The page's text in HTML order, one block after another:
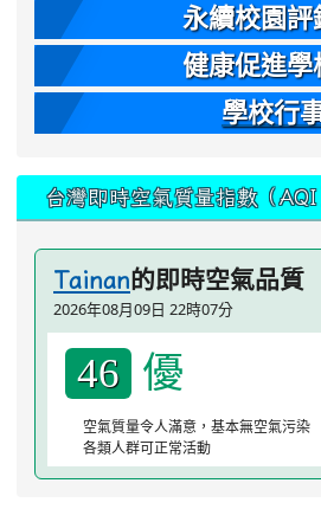
永續校園評
健康促進學
學校行
台灣即時空氣質量指數（AQI
Tainan的即時空氣品質
2026年08月09日 22時07分
46 優
空氣質量令人滿意，基本無空氣污染
各類人群可正常活動